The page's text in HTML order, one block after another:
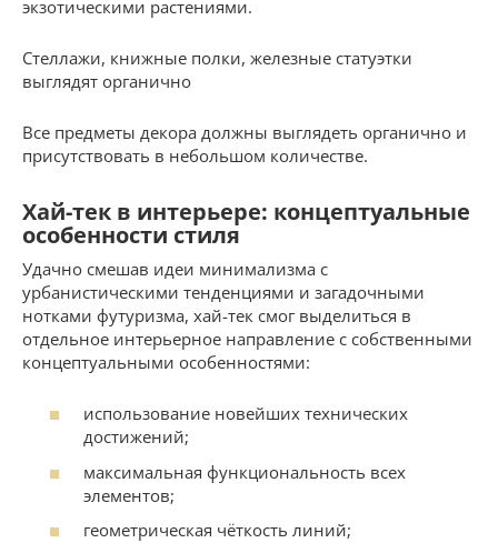
экзотическими растениями.
Стеллажи, книжные полки, железные статуэтки
выглядят органично
Все предметы декора должны выглядеть органично и
присутствовать в небольшом количестве.
Хай-тек в интерьере: концептуальные
особенности стиля
Удачно смешав идеи минимализма с
урбанистическими тенденциями и загадочными
нотками футуризма, хай-тек смог выделиться в
отдельное интерьерное направление с собственными
концептуальными особенностями:
использование новейших технических
достижений;
максимальная функциональность всех
элементов;
геометрическая чёткость линий;